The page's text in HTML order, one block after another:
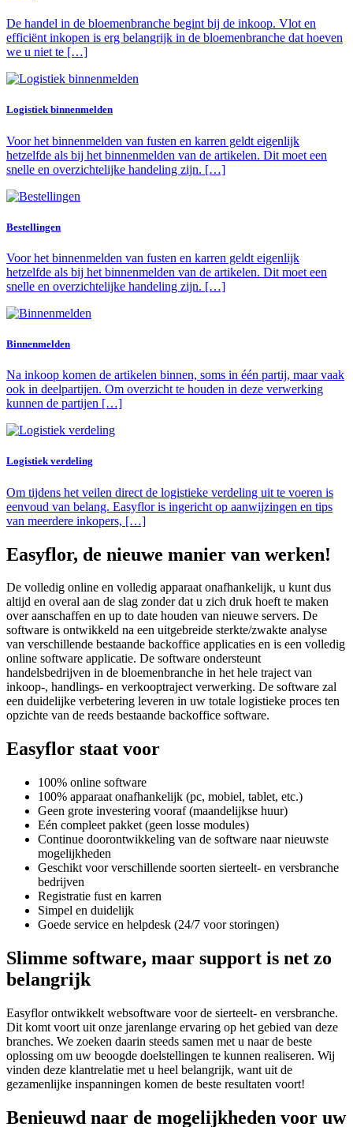
De handel in de bloemenbranche begint bij de inkoop. Vlot en
efficiënt inkopen is erg belangrijk in de bloemenbranche dat hoeven
we u niet te […]
Logistiek binnenmelden
Voor het binnenmelden van fusten en karren geldt eigenlijk
hetzelfde als bij het binnenmelden van de artikelen. Dit moet een
snelle en overzichtelijke handeling zijn. […]
Bestellingen
Voor het binnenmelden van fusten en karren geldt eigenlijk
hetzelfde als bij het binnenmelden van de artikelen. Dit moet een
snelle en overzichtelijke handeling zijn. […]
Binnenmelden
Na inkoop komen de artikelen binnen, soms in één partij, maar vaak
ook in deelpartijen. Om overzicht te houden in deze verwerking
kunnen de partijen […]
Logistiek verdeling
Om tijdens het veilen direct de logistieke verdeling uit te voeren is
eenvoud van belang. Easyflor is ingericht op aanwijzingen en tips
van meerdere inkopers, […]
Easyflor, de nieuwe manier van werken!
De volledig online en volledig apparaat onafhankelijk, u kunt dus
altijd en overal aan de slag zonder dat u zich druk hoeft te maken
over aanschaffen en up to date houden van nieuwe servers. De
software is ontwikkeld na een uitgebreide sterkte/zwakte analyse
van verschillende bestaande backoffice applicaties en is een volledig
online software applicatie. De software ondersteunt
handelsbedrijven in de bloemenbranche in het hele traject van
inkoop-, handlings- en verkooptraject verwerking. De software zal
een duidelijke verbetering leveren in uw totale logistieke proces ten
opzichte van de reeds bestaande backoffice software.
Easyflor staat voor
100% online software
100% apparaat onafhankelijk (pc, mobiel, tablet, etc.)
Geen grote investering vooraf (maandelijkse huur)
Eén compleet pakket (geen losse modules)
Continue doorontwikkeling van de software naar nieuwste
mogelijkheden
Geschikt voor verschillende soorten sierteelt- en versbranche
bedrijven
Registratie fust en karren
Simpel en duidelijk
Goede service en helpdesk (24/7 voor storingen)
Slimme software, maar support is net zo
belangrijk
Easyflor ontwikkelt websoftware voor de sierteelt- en versbranche.
Dit komt voort uit onze jarenlange ervaring op het gebied van deze
branches. We zoeken daarin steeds samen met u naar de beste
oplossing om uw beoogde doelstellingen te kunnen realiseren. Wij
vinden deze klantrelatie met u heel belangrijk, want uit de
gezamenlijke inspanningen komen de beste resultaten voort!
Benieuwd naar de mogelijkheden voor uw